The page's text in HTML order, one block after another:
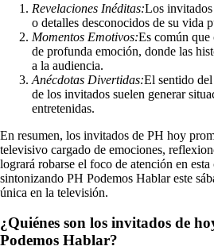
Revelaciones Inéditas:Los
o detalles desconocidos de su vida
Momentos Emotivos:Es común que
de profunda emoción, donde las
a la audiencia.
Anécdotas Divertidas:El sentido
de los invitados suelen generar
entretenidas.
En resumen, los invitados de PH hoy
televisivo cargado de emociones,
logrará robarse el foco de atención en
sintonizando PH Podemos Hablar este
única en la televisión.
¿Quiénes son los invitados de
Podemos Hablar?